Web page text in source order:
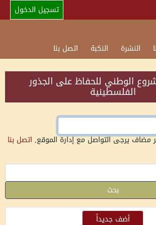
تسجيل الدخول
النشرة النكبة اتصل بنا
الوطني للحفاظ على الجذور
الفلسطينية
مضاف يرجى التواصل مع إدارة الموقع, اتصل بنا
بحث
أضف جديداً